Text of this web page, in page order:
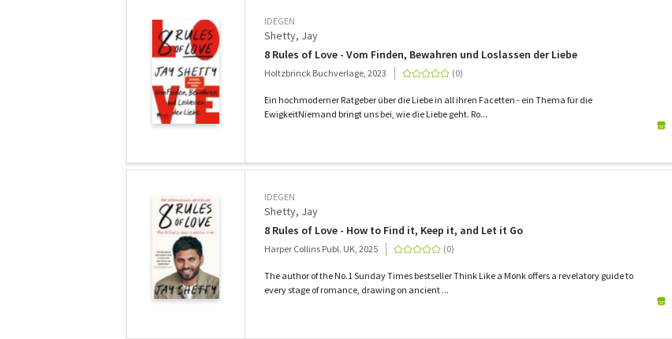
IDEGEN
Shetty, Jay
8 Rules of Love - Vom Finden, Bewahren und Loslassen der Liebe
Holtzbrinck Buchverlage, 2023
Ein hochmoderner Ratgeber über die Liebe in all ihren Facetten - ein Thema für die
EwigkeitNiemand bringt uns bei, wie die Liebe geht. Ro...
IDEGEN
Shetty, Jay
8 Rules of Love - How to Find it, Keep it, and Let it Go
Harper Collins Publ. UK, 2025
The author of the No.1 Sunday Times bestseller Think Like a Monk offers a revelatory guide to
every stage of romance, drawing on ancient ...